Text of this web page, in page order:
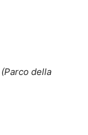
(Parco della